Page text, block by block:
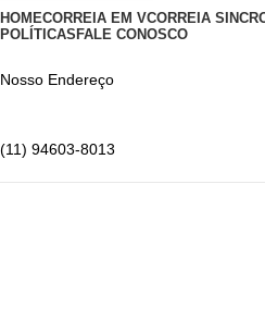
HOMECORREIA EM VCORREIA
POLÍTICAS FALE CONOSCO
Nosso Endereço
(11) 94603-8013